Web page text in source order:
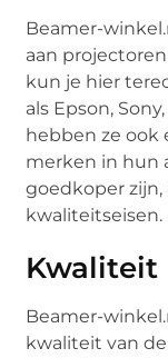
Beamer-
aan
kun je hier
als Epson,
hebben ze ook
merken in hun
goedkoper
kwaliteitseisen.
Kwaliteit
Beamer-
kwaliteit van